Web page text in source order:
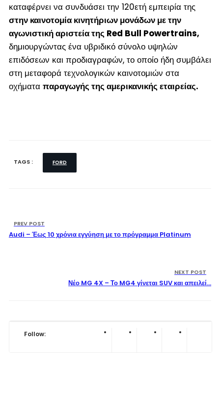
καταφέρνει να συνδυάσει την 120ετή εμπειρία της
στην καινοτομία κινητήριων μονάδων με την
αγωνιστική αριστεία της Red Bull Powertrains,
δημιουργώντας ένα υβριδικό σύνολο υψηλών
επιδόσεων και προδιαγραφών, το οποίο ήδη συμβάλει
στη μεταφορά τεχνολογικών καινοτομιών στα
οχήματα παραγωγής της αμερικανικής εταιρείας.
TAGS : FORD
PREV POST
Audi – Έως 10 χρόνια εγγύηση με το πρόγραμμα Platinum
NEXT POST
Νέο MG 4X – Το MG4 γίνεται SUV και απειλεί…
Follow: